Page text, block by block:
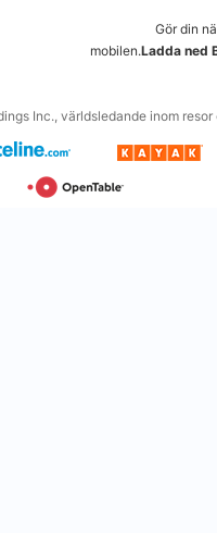
Gör din
mobilen.Ladda ned
Inc., världsledande inom